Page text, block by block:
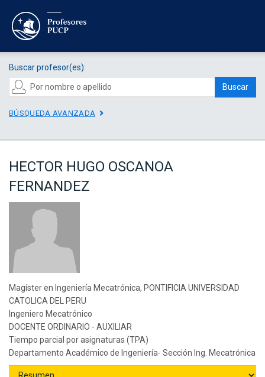
Buscar profesor(es):
Buscar
BÚSQUEDA AVANZADA
HECTOR HUGO OSCANOA
FERNANDEZ
Magíster en Ingeniería Mecatrónica, PONTIFICIA UNIVERSIDAD
CATOLICA DEL PERU
Ingeniero Mecatrónico
DOCENTE ORDINARIO - AUXILIAR
Tiempo parcial por asignaturas (TPA)
Departamento Académico de Ingeniería- Sección Ing. Mecatrónica